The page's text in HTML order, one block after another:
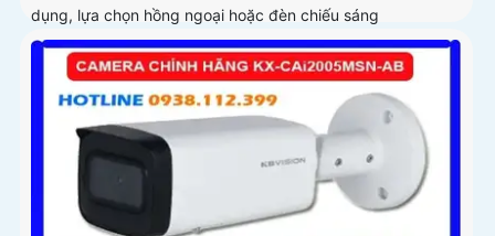
dụng, lựa chọn hồng ngoại hoặc đèn chiếu sáng